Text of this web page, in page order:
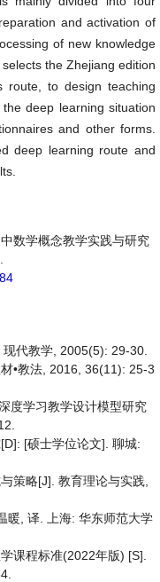
and activation of
of new knowledge
the Zhejiang edition
route, to design teaching
deep learning situation
and other forms.
deep learning route and
数学概念教学实践与研究
代教学, 2005(5): 29-30.
•教法, 2016, 36(11): 25-3
度学习教学设计模型研究
[硕士学位论文]. 聊城:
策略[J]. 教育理论与实践,
暖, 译. 上海: 华东师范大学
课程标准(2022年版) [S].